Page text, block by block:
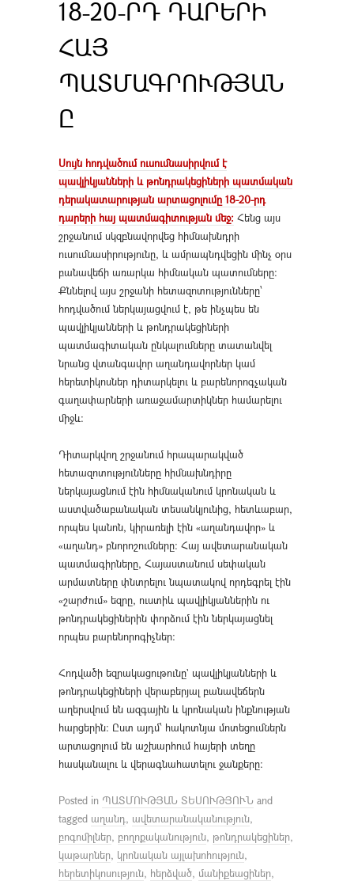
18-20-ՐԴ ԴԱՐԵՐԻ
ՀԱՅ
ՊԱՏՄԱԳՐՈՒԹՅԱՆ
Ը
Սույն հոդվածում ուսումնասիրվում է
պավլիկյանների և թոնդրակեցիների պատմական
դերակատարության արտացոլումը 18-20-րդ
դարերի հայ պատմագիտության մեջ։ Հենց այս
շրջանում սկզբնավորվեց հիմնախնդրի
ուսումնասիրությունը, և ամրապնդվեցին մինչ օրս
բանավեճի առարկա հիմնական պատումները։
Քննելով այս շրջանի հետազոտությունները՝
հոդվածում ներկայացվում է, թե ինչպես են
պավլիկյանների և թոնդրակեցիների
պատմագիտական ընկալումները տատանվել
նրանց վտանգավոր աղանդավորներ կամ
հերետիկոսներ դիտարկելու և բարենորոգչական
գաղափարների առաջամարտիկներ համարելու
միջև։
Դիտարկվող շրջանում հրապարակված
հետազոտությունները հիմնախնդիրը
ներկայացնում էին հիմնականում կրոնական և
աստվածաբանական տեսանկյունից, հետևաբար,
որպես կանոն, կիրառելի էին «աղանդավոր» և
«աղանդ» բնորոշումները։ Հայ ավետարանական
պատմագիրները, Հայաստանում սեփական
արմատները փնտրելու նպատակով որդեգրել էին
«շարժում» եզրը, ուստիև պավլիկյաններին ու
թոնդրակեցիներին փորձում էին ներկայացնել
որպես բարենորոգիչներ։
Հոդվածի եզրակացութունը` պավլիկյանների և
թոնդրակեցիների վերաբերյալ բանավեճերն
աղերսվում են ազգային և կրոնական ինքնության
հարցերին։ Ըստ այդմ՝ հակոտնյա մոտեցումներն
արտացոլում են աշխարհում հայերի տեղը
հասկանալու և վերագնահատելու ջանքերը։
Posted in ՊԱՏՄՈՒԹՅԱՆ ՏԵՍՈՒԹՅՈՒՆ and
tagged աղանդ, ավետարանականություն,
բոգոմիլներ, բողոքականություն, թոնդրակեցիներ,
կաթարներ, կրոնական այլախոհություն,
հերետիկոսություն, հերձված, մանիքեացիներ,